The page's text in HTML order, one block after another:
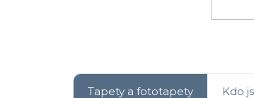
Tapety a fototapety Kdo